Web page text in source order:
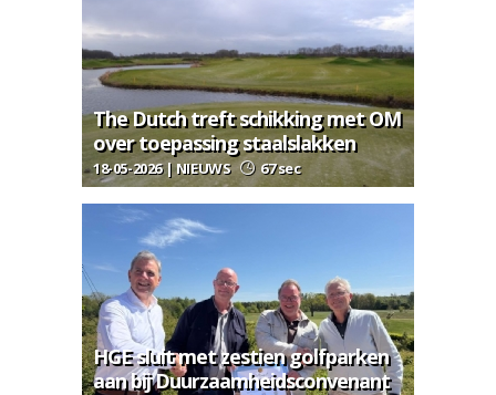
The Dutch treft schikking met OM
over toepassing staalslakken
18-05-2026 | NIEUWS 67 sec
HGE sluit met zestien golfparken
aan bij Duurzaamheidsconvenant